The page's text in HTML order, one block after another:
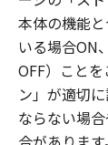
express
granted
property
5.
You
本体の機能
いる場合ON
OFF）こと
ン」が適切
ならない場